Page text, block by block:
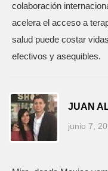
colaboración
acelera el acceso a
salud puede costar
efectivos y asequibles.
JUAN
junio 7,